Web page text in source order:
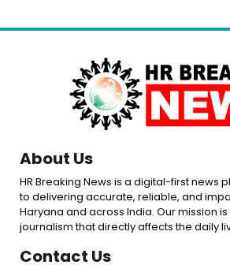
About Us
HR Breaking News is a digital-first news
to delivering accurate, reliable, and
Haryana and across India. Our mission
journalism that directly affects the daily
Contact Us